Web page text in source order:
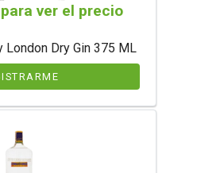
ver el precio
London Dry Gin 375 ML